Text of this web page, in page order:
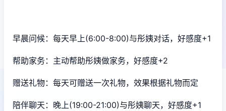
早晨问候：每天早上(6:00-8:00)与彤姨对话，好感度+1
帮助家务：主动帮助彤姨做家务，好感度+2
赠送礼物：每天可赠送一次礼物，效果根据礼物而定
陪伴聊天：晚上(19:00-21:00)与彤姨聊天，好感度+1